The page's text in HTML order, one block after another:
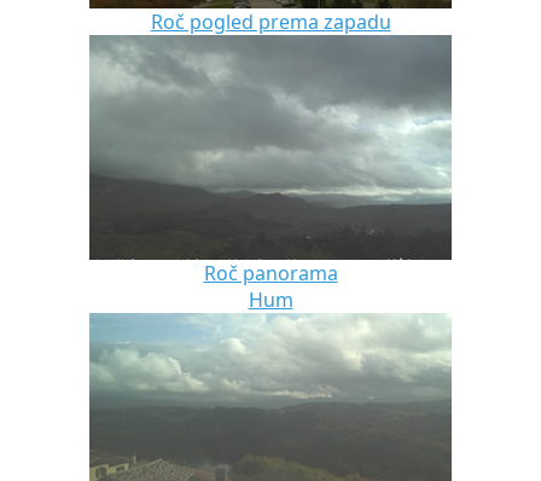
Roč pogled prema zapadu
Roč panorama
Hum